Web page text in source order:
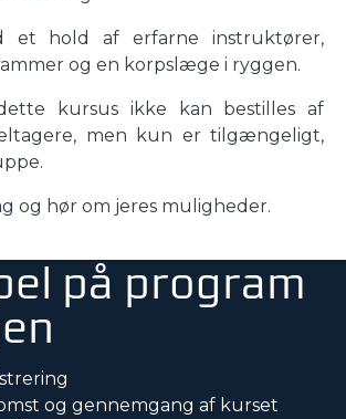
et hold af erfarne instruktører,
og en korpslæge i ryggen.
kursus ikke kan bestilles af
men kun er tilgængeligt,
og hør om jeres muligheder.
på program
og gennemgang af kurset